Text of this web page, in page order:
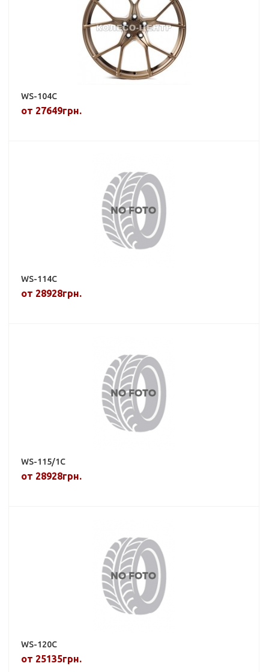
WS-104C
от 27649грн.
WS-114C
от 28928грн.
WS-115/1C
от 28928грн.
WS-120C
от 25135грн.